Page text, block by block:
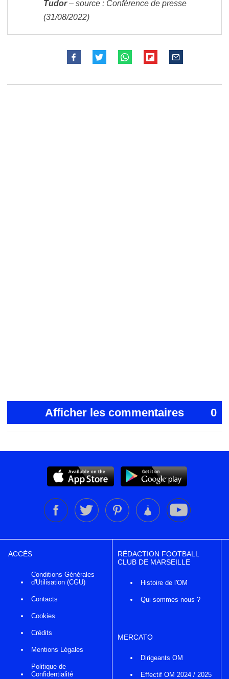
Tudor– source : Conférence de presse
(31/08/2022)
Afficher les commentaires 0
ACCÈS
Conditions Générales
d'Utilisation (CGU)
Contacts
Cookies
Crédits
Mentions Légales
Politique de
Confidentialité
RÉDACTION FOOTBALL
CLUB DE MARSEILLE
Histoire de l'OM
Qui sommes nous ?
MERCATO
Dirigeants OM
Effectif OM 2024 / 2025